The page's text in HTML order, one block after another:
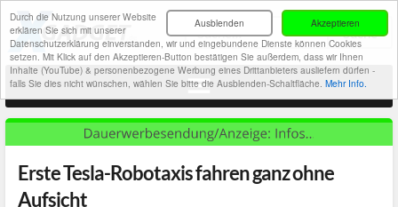
Akzeptieren
Ausblenden
Durch die Nutzung unserer Website
erklären Sie sich mit unserer
Datenschutzerklärung einverstanden, wir und eingebundene Dienste können Cookies
setzen. Mit Klick auf den Akzeptieren-Button bestätigen Sie außerdem, dass wir Ihnen
Inhalte (YouTube) & personenbezogene Werbung eines Drittanbieters ausliefern dürfen -
falls Sie dies nicht wünschen, wählen Sie bitte die Ausblenden-Schaltfläche. Mehr Info.
Erste Tesla-Robotaxis fahren ganz ohne
Aufsicht